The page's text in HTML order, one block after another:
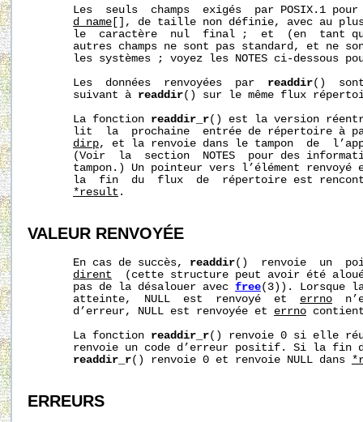
Les  seuls  champs  exigés  par POSIX.1
d_name [], de taille non définie, avec au
le  caractère  nul  final ;  et  (en  tant
autres champs ne sont pas standard, et ne
les systèmes ; voyez les NOTES ci-dessous
       Les  données  renvoyées  par
readdir()
       suivant à
readdir() sur le même flux
       La fonction
readdir_r() est la version
lit  la  prochaine  entrée de répertoire à
dirp, et la renvoie dans le tampon  de
(Voir  la  section  NOTES  pour des
tampon.) Un pointeur vers l’élément renvoyé
la  fin  du  flux  de  répertoire est
*result .
VALEUR RENVOYÉE
       En cas de succès,
readdir()  renvoie  un
dirent
(cette structure peut avoir été
       pas de la désalouer avec
free(3)). Lorsque
       atteinte,  NULL  est  renvoyé  et
errno
       d’erreur, NULL est renvoyée et
errno
       La fonction
readdir_r() renvoie 0 si elle
renvoie un code d’erreur positif. Si la fin
readdir_r() renvoie 0 et renvoie NULL dans
ERREURS